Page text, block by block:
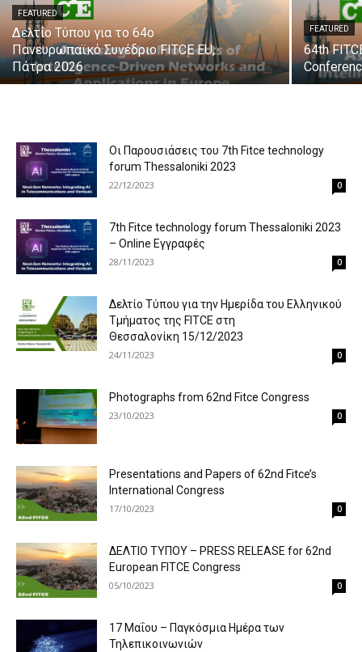
FEATURED
Δελτίο Τύπου για το 64ο
Πανευρωπαϊκό Συνέδριο FITCE EU,
Πάτρα 2026
FEATURED
64th
Οι Παρουσιάσεις του 7th Fitce technology
forum Thessaloniki 2023
22/12/2023 0
7th Fitce technology forum Thessaloniki 2023
– Οnline Εγγραφές
28/11/2023 0
Δελτίο Τύπου για την Ημερίδα του Ελληνικού
Τμήματος της FITCE στη
Θεσσαλονίκη 15/12/2023
24/11/2023 0
Photographs from 62nd Fitce Congress
23/10/2023 0
Presentations and Papers of 62nd Fitce’s
International Congress
17/10/2023 0
ΔΕΛΤΙΟ ΤΥΠΟΥ – PRESS RELEASE for 62nd
European FITCE Congress
05/10/2023 0
17 Μαΐου – Παγκόσμια Ημέρα των
Τηλεπικοινωνιών